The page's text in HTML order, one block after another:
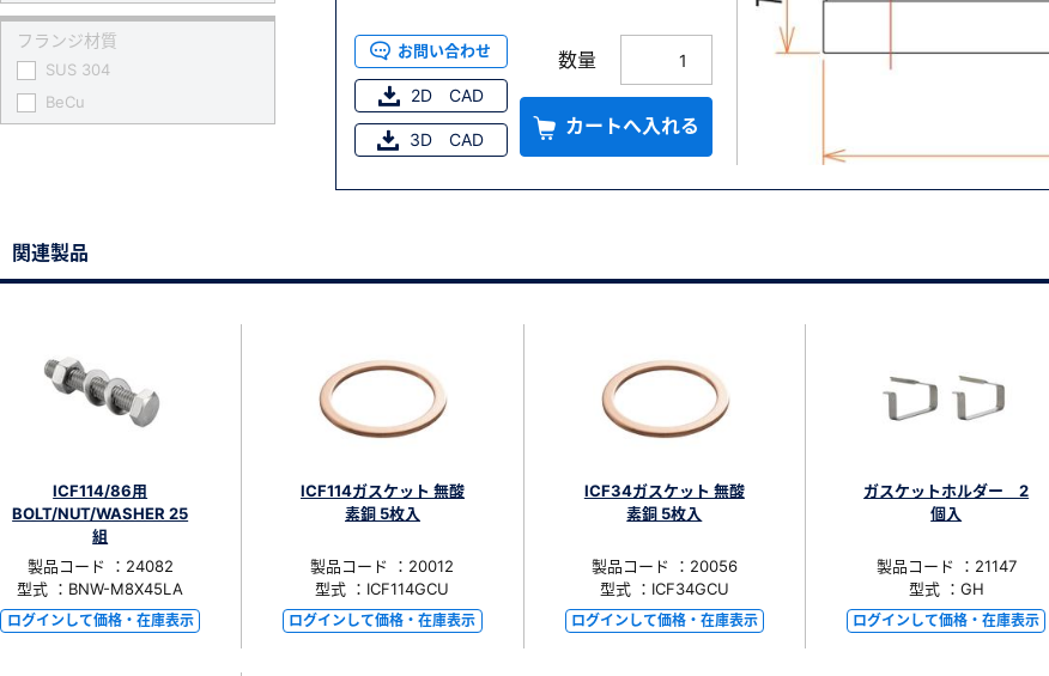
お問い合わせ
2D CAD
3D CAD
数量
カートへ入れる
305
フランジ材質
SUS 304
BeCu
関連製品
ICF114/86用
BOLT/NUT/WASHER 25
組
製品コード ：24082
型式 ：BNW-M8X45LA
ログインして価格・在庫表示
ICF114ガスケット 無酸
素銅 5枚入
製品コード ：20012
型式 ：ICF114GCU
ログインして価格・在庫表示
ICF34ガスケット 無酸
素銅 5枚入
製品コード ：20056
型式 ：ICF34GCU
ログインして価格・在庫表示
ガスケットホルダー 2
個入
製品コード ：21147
型式 ：GH
ログインして価格・在庫表示